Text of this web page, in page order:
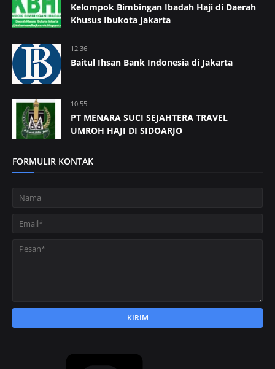
Kelompok Bimbingan Ibadah Haji di Daerah
Khusus Ibukota Jakarta
12.36
Baitul Ihsan Bank Indonesia di Jakarta
10.55
PT MENARA SUCI SEJAHTERA TRAVEL
UMROH HAJI DI SIDOARJO
FORMULIR KONTAK